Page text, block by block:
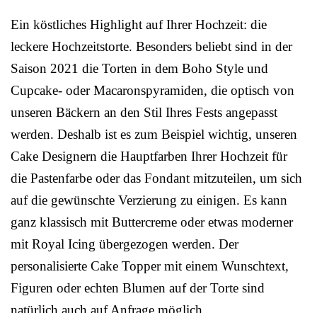
Ein köstliches Highlight auf Ihrer Hochzeit: die
leckere Hochzeitstorte. Besonders beliebt sind in der
Saison 2021 die Torten in dem Boho Style und
Cupcake- oder Macaronspyramiden, die optisch von
unseren Bäckern an den Stil Ihres Fests angepasst
werden. Deshalb ist es zum Beispiel wichtig, unseren
Cake Designern die Hauptfarben Ihrer Hochzeit für
die Pastenfarbe oder das Fondant mitzuteilen, um sich
auf die gewünschte Verzierung zu einigen. Es kann
ganz klassisch mit Buttercreme oder etwas moderner
mit Royal Icing übergezogen werden. Der
personalisierte Cake Topper mit einem Wunschtext,
Figuren oder echten Blumen auf der Torte sind